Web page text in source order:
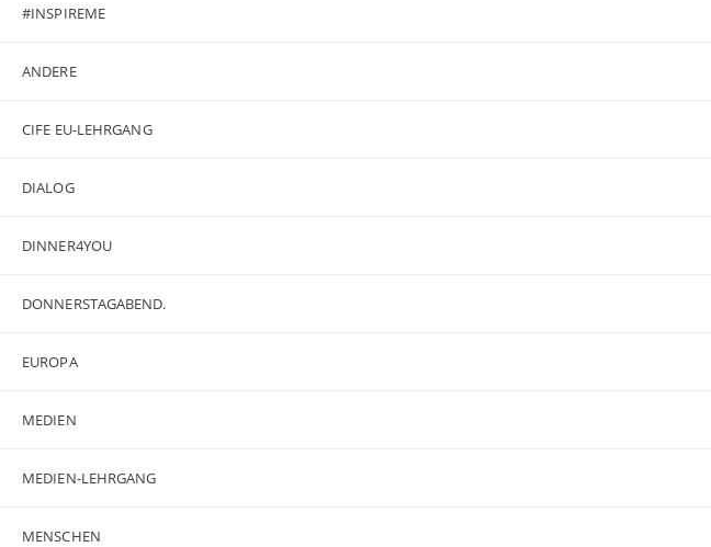
#INSPIREME
ANDERE
CIFE EU-LEHRGANG
DIALOG
DINNER4YOU
DONNERSTAGABEND.
EUROPA
MEDIEN
MEDIEN-LEHRGANG
MENSCHEN